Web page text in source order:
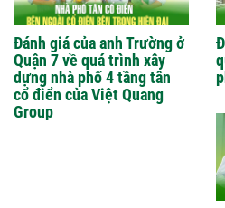
Đánh giá của anh Trường ở
Quận 7 về quá trình xây
dựng nhà phố 4 tầng tân
cổ điển của Việt Quang
Group